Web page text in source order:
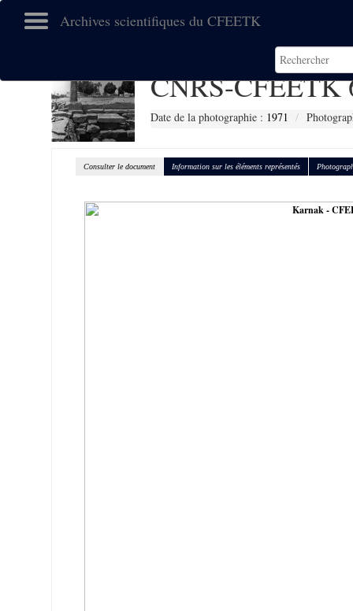
Archives scientifiques du CFEETK
CNRS-CFEETK
Date de la photographie : 1971
Consulter le document Information sur les éléments représentés